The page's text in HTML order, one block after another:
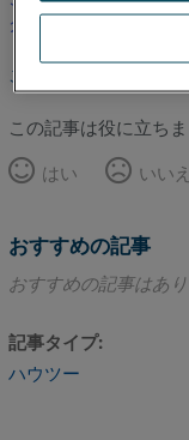
クしてください。
このページのトップへ
この記事は役に立ち
はい
いいえ
おすすめの記事
おすすめの記事はあり
記事タイプ
ハウツー